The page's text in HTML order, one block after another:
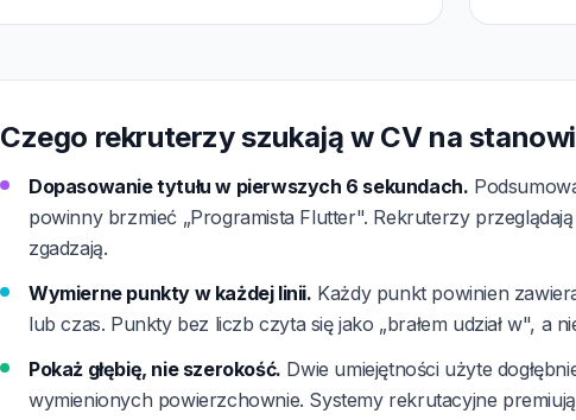
Czego rekruterzy szukają w CV na
Dopasowanie tytułu w pierwszych 6 sekundach.
powinny brzmieć „Programista Flutter". Rekruterzy
zgadzają.
Wymierne punkty w każdej linii. Każdy punkt powinien
lub czas. Punkty bez liczb czyta się jako „brałem udział w", a
Pokaż głębię, nie szerokość. Dwie umiejętności użyte
wymienionych powierzchownie. Systemy rekrutacyjne premiują